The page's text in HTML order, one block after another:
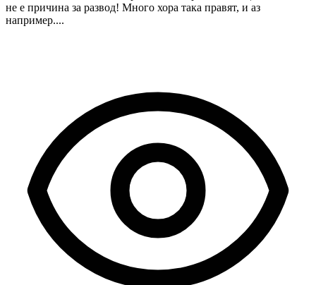
не е причина за развод! Много хора така правят, и аз
например....